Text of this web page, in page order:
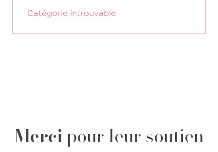
Catégorie introuvable
Merci pour leur soutien